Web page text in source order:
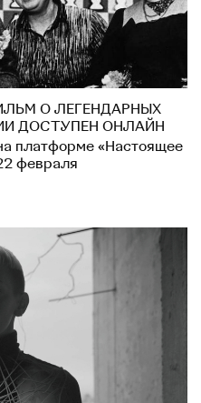
О ЛЕГЕНДАРНЫХ
ДОСТУПЕН ОНЛАЙН
платформе «Настоящее
февраля